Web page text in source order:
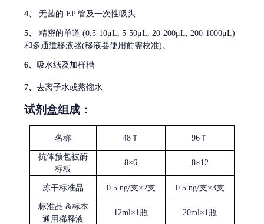
4、 无菌的 EP 管及一次性吸头
5、 精密的单道 (0.5-10μL, 5-50μL, 20-200μL, 200-1000μL)
和多通道移液器(移液器使用前需校准)。
6、 吸水纸及加样槽
7、 去离子水或蒸馏水
试剂盒组成：
名称 48Ｔ 96Ｔ
抗体预包被酶
标板
8×6 8×12
冻干标准品 0.5 ng/支×2支 0.5 ng/支×3支
标准品 &标本
通用稀释液
12ml×1瓶 20ml×1瓶